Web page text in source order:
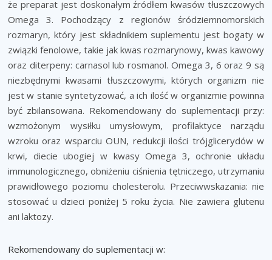
że preparat jest doskonałym źródłem kwasów tłuszczowych
Omega 3. Pochodzący z regionów śródziemnomorskich
rozmaryn, który jest składnikiem suplementu jest bogaty w
związki fenolowe, takie jak kwas rozmarynowy, kwas kawowy
oraz diterpeny: carnasol lub rosmanol. Omega 3, 6 oraz 9 są
niezbędnymi kwasami tłuszczowymi, których organizm nie
jest w stanie syntetyzować, a ich ilość w organizmie powinna
być zbilansowana. Rekomendowany do suplementacji przy:
wzmożonym wysiłku umysłowym, profilaktyce narządu
wzroku oraz wsparciu OUN, redukcji ilości trójglicerydów w
krwi, diecie ubogiej w kwasy Omega 3, ochronie układu
immunologicznego, obniżeniu ciśnienia tętniczego, utrzymaniu
prawidłowego poziomu cholesterolu. Przeciwwskazania: nie
stosować u dzieci poniżej 5 roku życia. Nie zawiera glutenu
ani laktozy.
Rekomendowany do suplementacji w: